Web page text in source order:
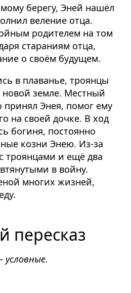
берегу, Эней нашёл
веление отца.
родителем на том
стараниям отца,
о своём будущем.
в плаванье, троянцы
новой земле. Местный
Энея, помог ему
на своей дочке. В ход
богиня, постоянно
козни Энею. Из-за
троянцами и ещё два
в войну.
многих жизней,
пересказ